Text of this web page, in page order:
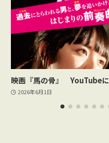
映画『馬の骨』 YouTube
2026年6月1日